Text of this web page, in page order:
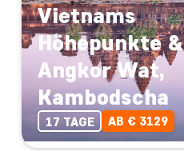
Vietnams
Höhepunkte &
Angkor Wat,
Kambodscha
17 TAGE AB € 3129